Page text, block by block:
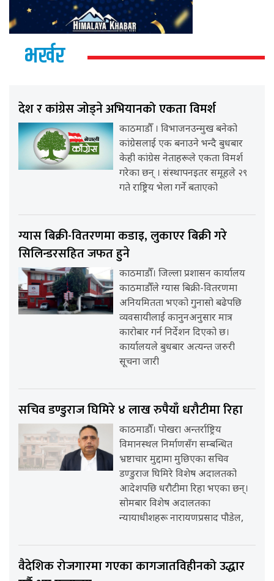
भर्खर
देश र कांग्रेस जोड्ने अभियानको एकता विमर्श
काठमाडौँ । विभाजनउन्मुख बनेको
कांग्रेसलाई एक बनाउने भन्दै बुधबार
केही कांग्रेस नेताहरूले एकता विमर्श
गरेका छन् । संस्थापनइतर समूहले २९
गते राष्ट्रिय भेला गर्ने बताएको
ग्यास बिक्री-वितरणमा कडाइ, लुकाएर बिक्री गरे
सिलिन्डरसहित जफत हुने
काठमाडौँ। जिल्ला प्रशासन कार्यालय
काठमाडौँले ग्यास बिक्री-वितरणमा
अनियमितता भएको गुनासो बढेपछि
व्यवसायीलाई कानुनअनुसार मात्र
कारोबार गर्न निर्देशन दिएको छ।
कार्यालयले बुधबार अत्यन्त जरुरी
सूचना जारी
सचिव डण्डुराज घिमिरे ४ लाख रुपैयाँ धरौटीमा रिहा
काठमाडौँ। पोखरा अन्तर्राष्ट्रिय
विमानस्थल निर्माणसँग सम्बन्धित
भ्रष्टाचार मुद्दामा मुछिएका सचिव
डण्डुराज घिमिरे विशेष अदालतको
आदेशपछि धरौटीमा रिहा भएका छन्।
सोमबार विशेष अदालतका
न्यायाधीशहरू नारायणप्रसाद पौडेल,
वैदेशिक रोजगारमा गएका कागजातविहीनको उद्धार